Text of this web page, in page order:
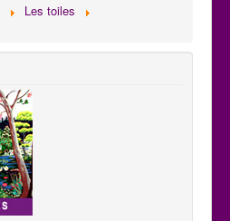
Les toiles